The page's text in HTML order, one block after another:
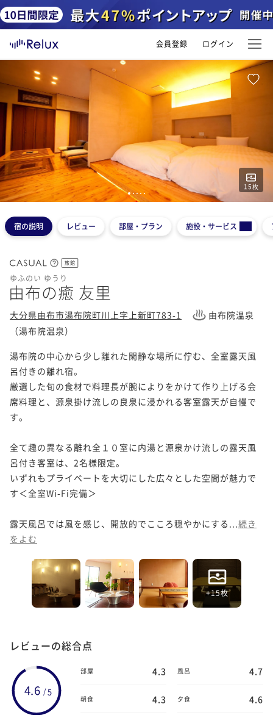
会員登録 ログイン
15枚
1 234 5
宿の説明 レビュー 部屋・プラン 施設・サービス
旅館
ゆふのい ゆうり
由布の癒 友里
大分県由布市湯布院町川上字上新町783-1
由布院温泉
（湯布院温泉）
湯布院の中心から少し離れた閑静な場所に佇む、全室露天風
呂付きの離れ宿。
厳選した旬の食材で料理長が腕によりをかけて作り上げる会
席料理と、源泉掛け流しの良泉に浸かれる客室露天が自慢で
す。
全て趣の異なる離れ全１０室に内湯と源泉かけ流しの露天風
呂付き客室は、2名様限定。
いずれもプライベートを大切にした広々とした空間が魅力で
す＜全室Wi-Fi完備＞
露天風呂では風を感じ、開放的でこころ穏やかにする... 続き
をよむ
+15枚
レビューの総合点
4.6 / 5
部屋 4.3 風呂 4.7
朝食 4.3 夕食 4.6